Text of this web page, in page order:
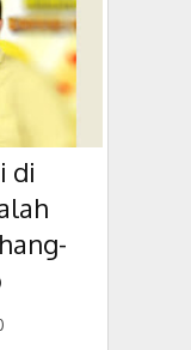
di